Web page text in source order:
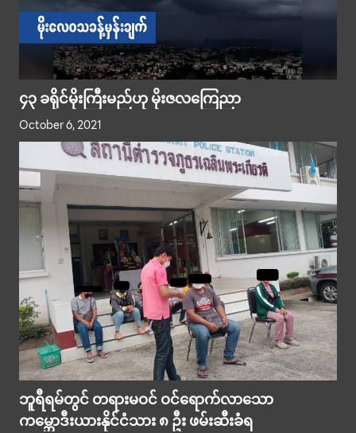
၄၃ ခရိုင်မိုးကြီးမည်ဟု မိုးဇလကြေညာ
October 6, 2021
ဘူရီရမ်တွင် တရားမဝင် ဝင်ရောက်လာသော
ကမ္ဘောဒီးယားနိုင်ငံသား ၈ ဦး ဖမ်းဆီးခံရ